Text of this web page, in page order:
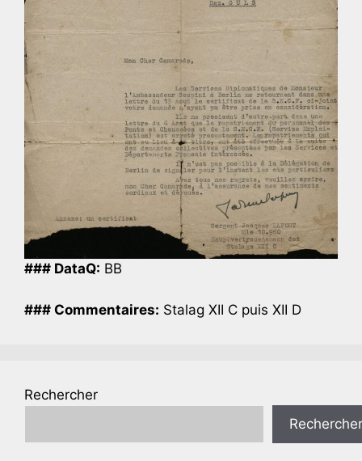
### DataQ: BB
### Commentaires: Stalag XII C puis XII D
Rechercher
Rechercher